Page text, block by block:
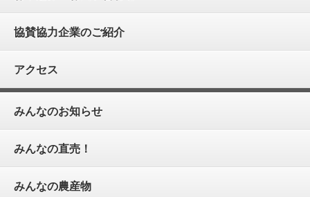
協賛協力企業のご紹介
アクセス
みんなのお知らせ
みんなの直売！
みんなの農産物